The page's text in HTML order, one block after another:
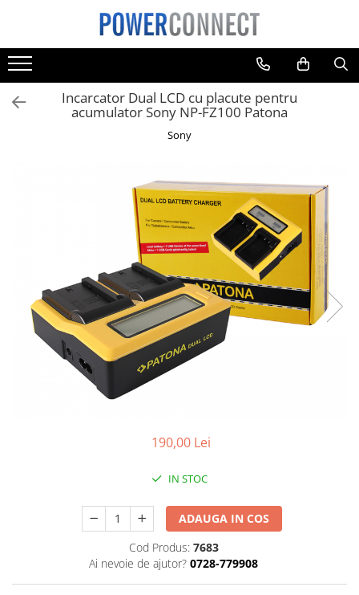
Toate Produsele
Sisteme filtrare apa
Sisteme filtrare apa
Adaptoare
Boxe portabile
Console
Incarcator Dual LCD cu placute pentru
acumulator Sony NP-FZ100 Patona
Sony
190,00 Lei
IN STOC
ADAUGA IN COS
Cod Produs: 7683
Ai nevoie de ajutor? 0728-779908